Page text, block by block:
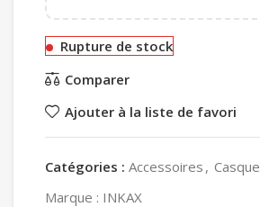
Rupture de stock
Comparer
Ajouter à la liste de favori
Catégories : Accessoires , Casque
Marque : INKAX